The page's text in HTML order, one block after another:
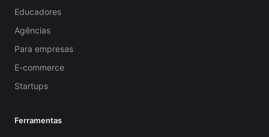
Educadores
Agências
Para empresas
E-commerce
Startups
Ferramentas